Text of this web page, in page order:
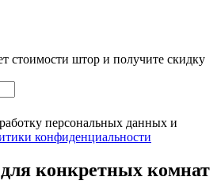
стоимости штор и получите скидку
персональных данных и
конфиденциальности
конкретных комнат